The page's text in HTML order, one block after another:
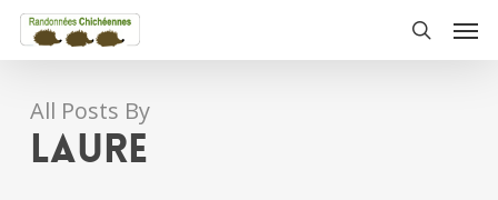
Skip
contentAll Posts By
laure